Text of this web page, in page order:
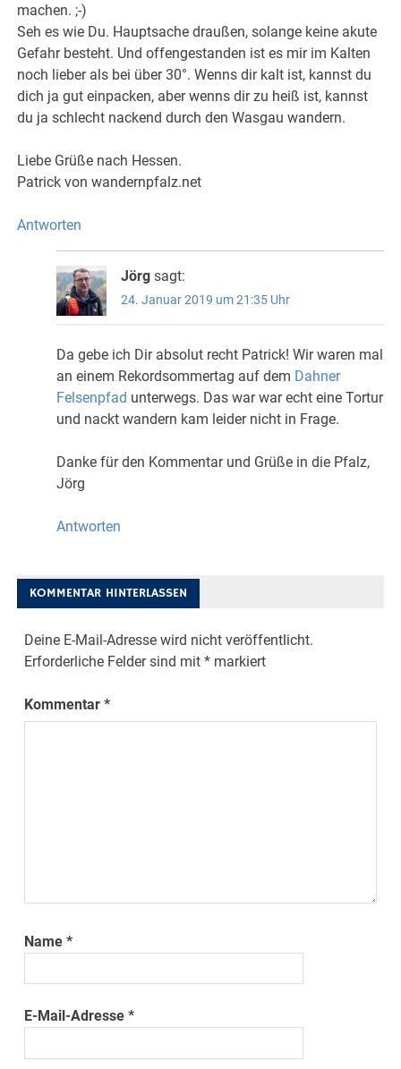
machen. ;-)
Seh es wie Du. Hauptsache draußen, solange keine akute
Gefahr besteht. Und offengestanden ist es mir im Kalten
noch lieber als bei über 30°. Wenns dir kalt ist, kannst du
dich ja gut einpacken, aber wenns dir zu heiß ist, kannst
du ja schlecht nackend durch den Wasgau wandern.
Liebe Grüße nach Hessen.
Patrick von wandernpfalz.net
Antworten
Jörg sagt:
24. Januar 2019 um 21:35 Uhr
Da gebe ich Dir absolut recht Patrick! Wir waren mal
an einem Rekordsommertag auf dem Dahner
Felsenpfad unterwegs. Das war war echt eine Tortur
und nackt wandern kam leider nicht in Frage.
Danke für den Kommentar und Grüße in die Pfalz,
Jörg
Antworten
KOMMENTAR HINTERLASSEN
Deine E-Mail-Adresse wird nicht veröffentlicht.
Erforderliche Felder sind mit* markiert
Kommentar*
Name*
E-Mail-Adresse*